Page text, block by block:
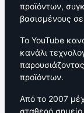
προϊόντων,
βασισμένους
Το YouTube
κανάλι
προϊόντων.
Από το 2007